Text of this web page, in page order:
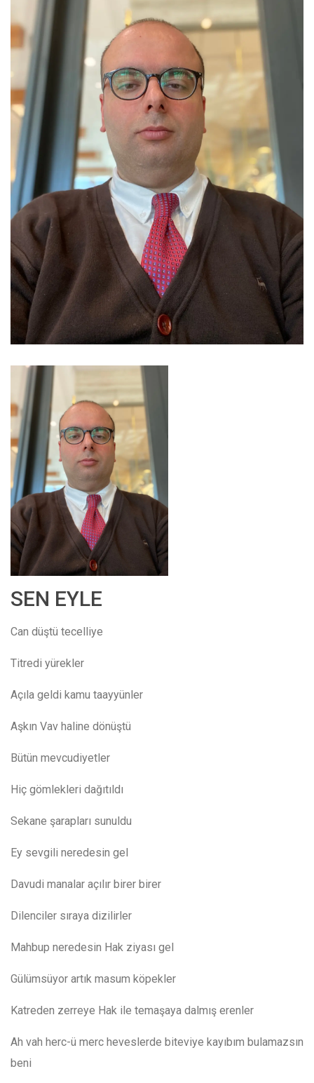
SEN EYLE
Can düştü tecelliye
Titredi yürekler
Açıla geldi kamu taayyünler
Aşkın Vav haline dönüştü
Bütün mevcudiyetler
Hiç gömlekleri dağıtıldı
Sekane şarapları sunuldu
Ey sevgili neredesin gel
Davudi manalar açılır birer birer
Dilenciler sıraya dizilirler
Mahbup neredesin Hak ziyası gel
Gülümsüyor artık masum köpekler
Katreden zerreye Hak ile temaşaya dalmış erenler
Ah vah herc-ü merc heveslerde biteviye kayıbım bulamazsın
beni